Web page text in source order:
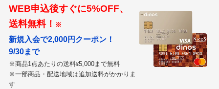
います。お値段もお安いですし、旅行に行く時も必ず
持って行きます。私のお気に入りのひとつです。
2024/08/20
ダークケイ Ｌ
WEB申込後すぐに5%OFF、
送料無料！ ※
新規入会で2,000円クーポン！
9/30まで
※商品1点あたりの送料¥5,000まで無料
※一部商品・配送地域は追加送料がかかりま
す